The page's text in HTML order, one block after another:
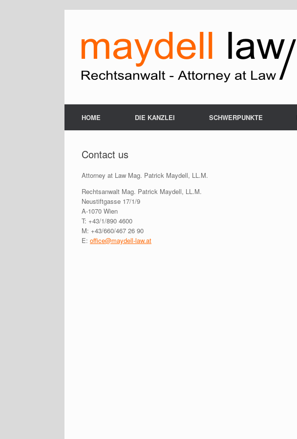
HOME DIE KANZLEI SCHWERPUNKTE
Contact us
Attorney at Law Mag. Patrick Maydell, LL.M.
Rechtsanwalt Mag. Patrick Maydell, LL.M.
Neustiftgasse 17/1/9
A-1070 Wien
T: +43/1/890 4600
M: +43/660/467 26 90
E: office@maydell-law.at